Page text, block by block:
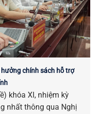
chính sách hỗ trợ
khóa XI, nhiệm kỳ
nhất thông qua Nghị